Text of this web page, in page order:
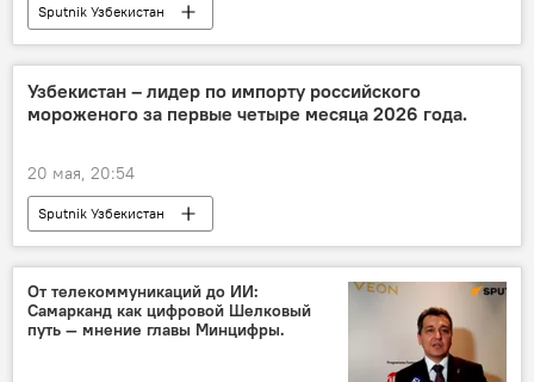
Sputnik Узбекистан
Узбекистан – лидер по импорту российского
мороженого за первые четыре месяца 2026 года.
20 мая, 20:54
Sputnik Узбекистан
От телекоммуникаций до ИИ:
Самарканд как цифровой Шелковый
путь — мнение главы Минцифры.